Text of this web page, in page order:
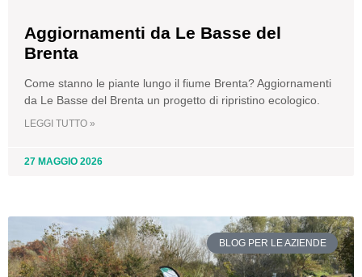
Aggiornamenti da Le Basse del
Brenta
Come stanno le piante lungo il fiume Brenta? Aggiornamenti
da Le Basse del Brenta un progetto di ripristino ecologico.
LEGGI TUTTO »
27 MAGGIO 2026
BLOG PER LE AZIENDE